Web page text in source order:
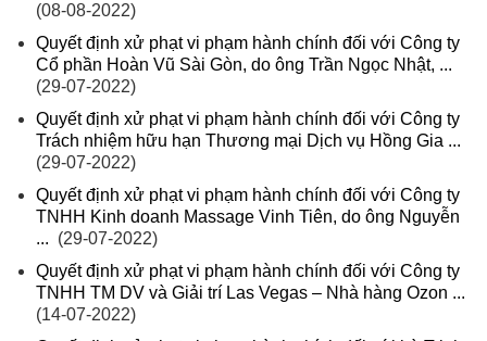
(08-08-2022)
Quyết định xử phạt vi phạm hành chính đối với Công ty
Cổ phần Hoàn Vũ Sài Gòn, do ông Trần Ngọc Nhật, ...
(29-07-2022)
Quyết định xử phạt vi phạm hành chính đối với Công ty
Trách nhiệm hữu hạn Thương mại Dịch vụ Hồng Gia ...
(29-07-2022)
Quyết định xử phạt vi phạm hành chính đối với Công ty
TNHH Kinh doanh Massage Vinh Tiên, do ông Nguyễn
... (29-07-2022)
Quyết định xử phạt vi phạm hành chính đối với Công ty
TNHH TM DV và Giải trí Las Vegas – Nhà hàng Ozon ...
(14-07-2022)